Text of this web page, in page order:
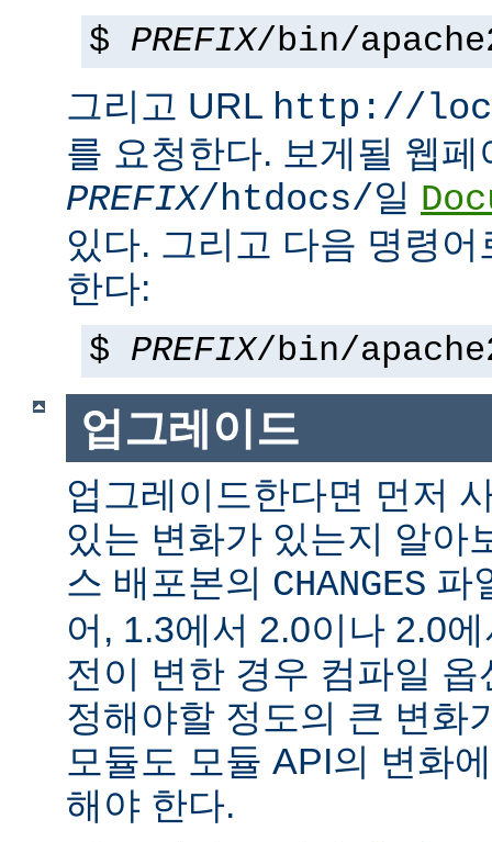
$ PREFIX/bin/
그리고 URL http://
를 요청한다. 보게될 웹
PREFIX/htdocs/일
있다. 그리고 다음 명령
한다:
$ PREFIX/bin/
업그레이드
업그레이드한다면 먼저
있는 변화가 있는지 알아
스 배포본의 CHANGES 파
어, 1.3에서 2.0이나 2.0
전이 변한 경우 컴파일
정해야할 정도의 큰 변화
모듈도 모듈 API의 변화
해야 한다.